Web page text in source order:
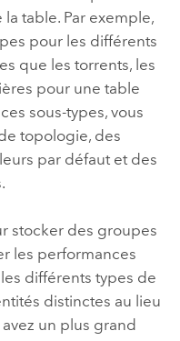
table. Par exemple,
pour les différents
que les torrents, les
pour une table
sous-types, vous
topologie, des
par défaut et des
stocker des groupes
les performances
différents types de
distinctes au lieu
un plus grand